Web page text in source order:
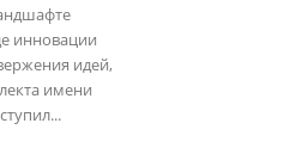
инновации
идей,
имени